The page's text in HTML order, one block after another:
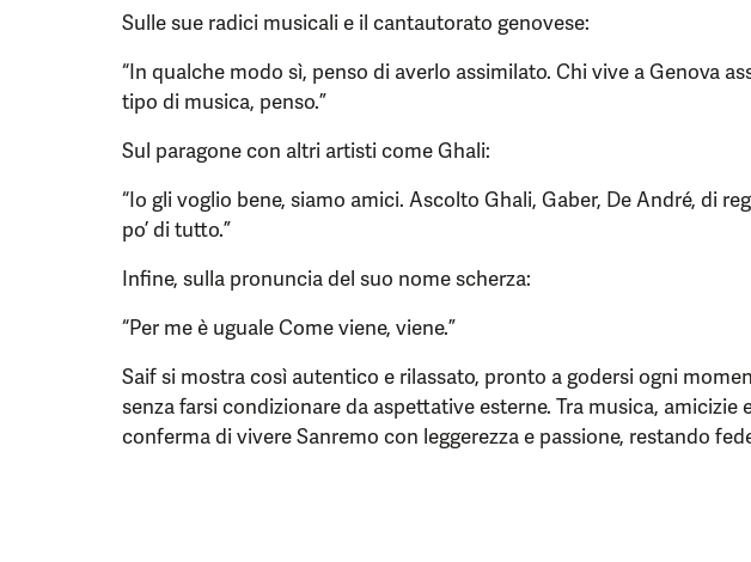
Sulle sue radici musicali e il cantautorato genovese:
“In qualche modo sì, penso di averlo assimilato. Chi vive a Genova
tipo di musica, penso.”
Sul paragone con altri artisti come Ghali:
“Io gli voglio bene, siamo amici. Ascolto Ghali, Gaber, De André, di
po’ di tutto.”
Infine, sulla pronuncia del suo nome scherza:
“Per me è uguale Come viene, viene.”
Saif si mostra così autentico e rilassato, pronto a godersi ogni
senza farsi condizionare da aspettative esterne. Tra musica, amicizie
conferma di vivere Sanremo con leggerezza e passione, restando